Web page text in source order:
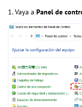
1. Vaya a Panel de